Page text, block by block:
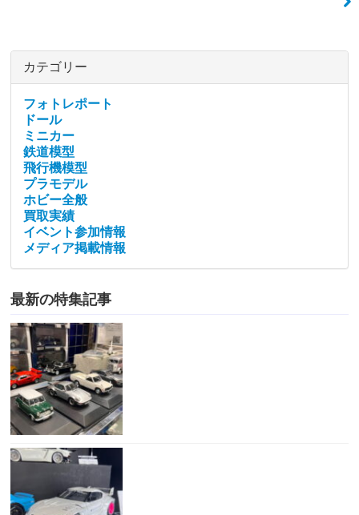
カテゴリー
フォトレポート
ドール
ミニカー
鉄道模型
飛行機模型
プラモデル
ホビー全般
買取実績
イベント参加情報
メディア掲載情報
最新の特集記事